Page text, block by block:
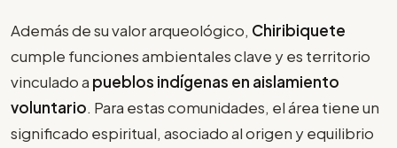
Además de su valor arqueológico, Chiribiquete
cumple funciones ambientales clave y es territorio
vinculado a pueblos indígenas en aislamiento
voluntario. Para estas comunidades, el área tiene un
significado espiritual, asociado al origen y equilibrio